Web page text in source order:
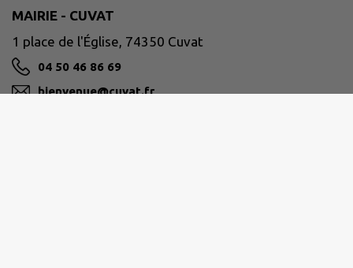
MAIRIE - CUVAT
1 place de l'Église, 74350 Cuvat
04 50 46 86 69
bienvenue@cuvat.fr